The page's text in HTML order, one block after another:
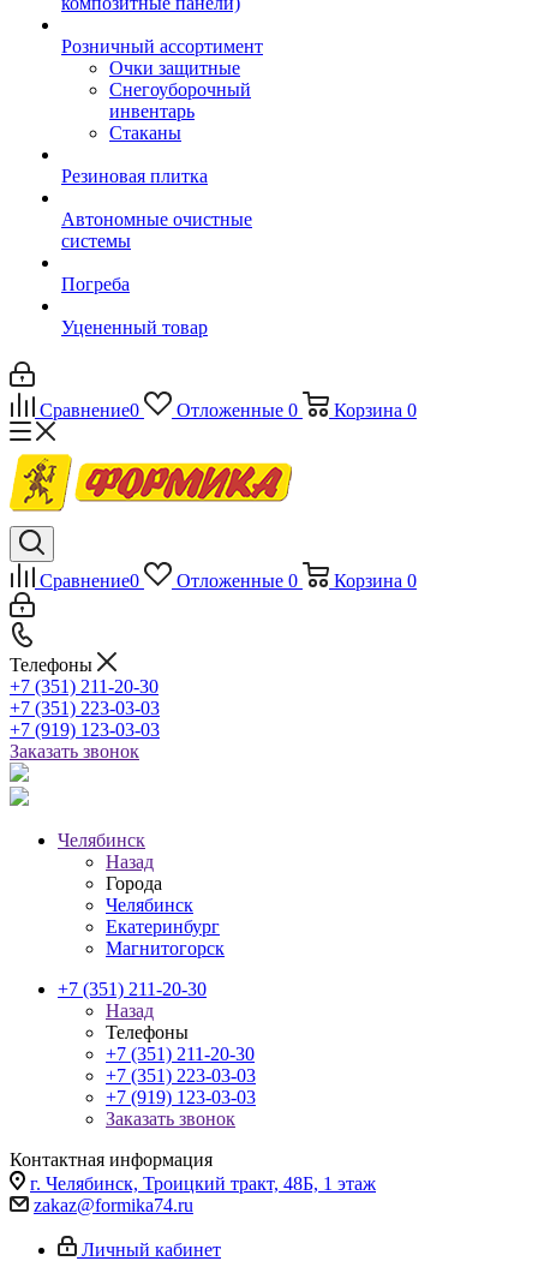
Розничный ассортимент
Очки защитные
Снегоуборочный
инвентарь
Стаканы
Резиновая плитка
Автономные очистные
системы
Погреба
Уцененный товар
Сравнение0 Отложенные 0 Корзина 0
Сравнение0 Отложенные 0 Корзина 0
Телефоны
+7 (351) 211-20-30
+7 (351) 223-03-03
+7 (919) 123-03-03
Заказать звонок
Челябинск
Назад
Города
Челябинск
Екатеринбург
Магнитогорск
+7 (351) 211-20-30
Назад
Телефоны
+7 (351) 211-20-30
+7 (351) 223-03-03
+7 (919) 123-03-03
Заказать звонок
Контактная информация
г. Челябинск, Троицкий тракт, 48Б, 1 этаж
zakaz@formika74.ru
Личный кабинет